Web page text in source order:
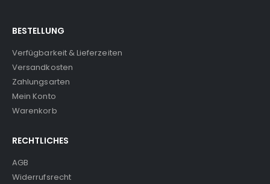
BESTELLUNG
Verfügbarkeit & Lieferzeiten
Versandkosten
Zahlungsarten
Mein Konto
Warenkorb
RECHTLICHES
AGB
Widerrufsrecht